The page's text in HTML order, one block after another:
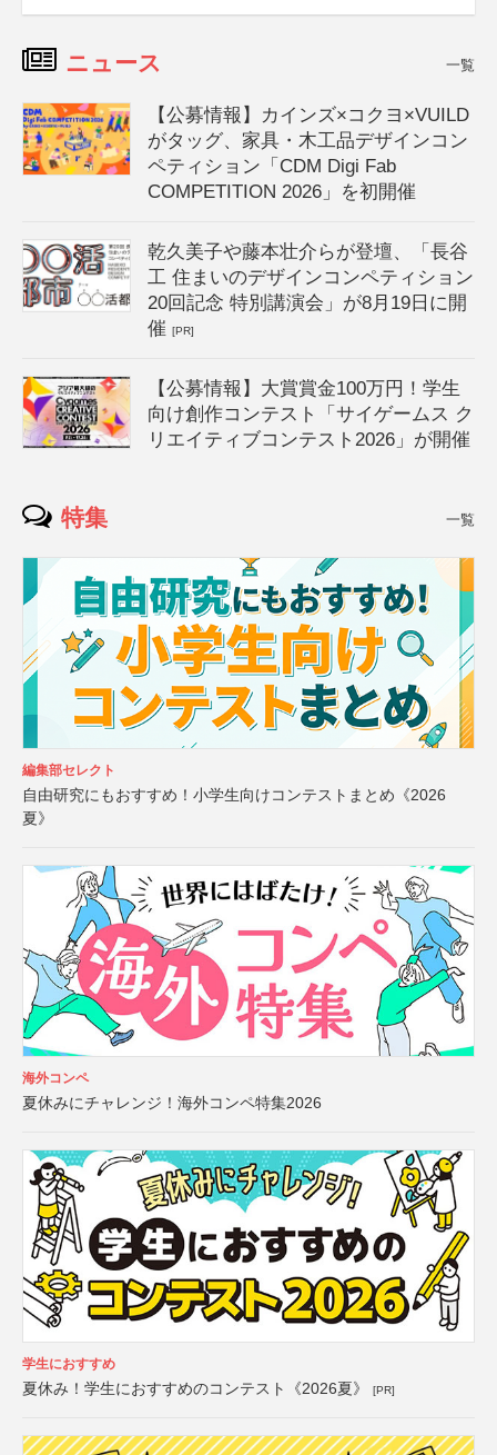
ニュース 一覧
【公募情報】カインズ×コクヨ×VUILD
がタッグ、家具・木工品デザインコン
ペティション「CDM Digi Fab
COMPETITION 2026」を初開催
乾久美子や藤本壮介らが登壇、「長谷
工 住まいのデザインコンペティション
20回記念 特別講演会」が8月19日に開
催[PR]
【公募情報】大賞賞金100万円！学生
向け創作コンテスト「サイゲームス ク
リエイティブコンテスト2026」が開催
特集 一覧
編集部セレクト
自由研究にもおすすめ！小学生向けコンテストまとめ《2026
夏》
海外コンペ
夏休みにチャレンジ！海外コンペ特集2026
学生におすすめ
夏休み！学生におすすめのコンテスト《2026夏》 [PR]